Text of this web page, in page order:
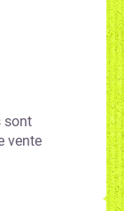
sont
vente